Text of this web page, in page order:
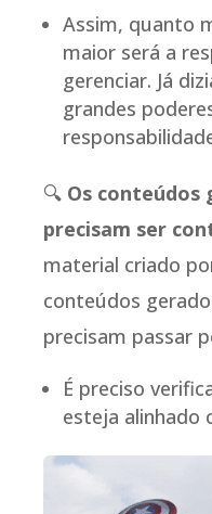
Assim, quanto
maior será a
gerenciar. Já
grandes
🔍 Os conteúdos
precisam ser
material criado
conteúdos
precisam passar
É preciso
esteja alinhado